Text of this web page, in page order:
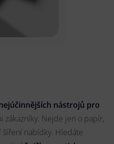
nástrojů pro
zákazníky. Nejde jen o papír,
nabídky. Hledáte